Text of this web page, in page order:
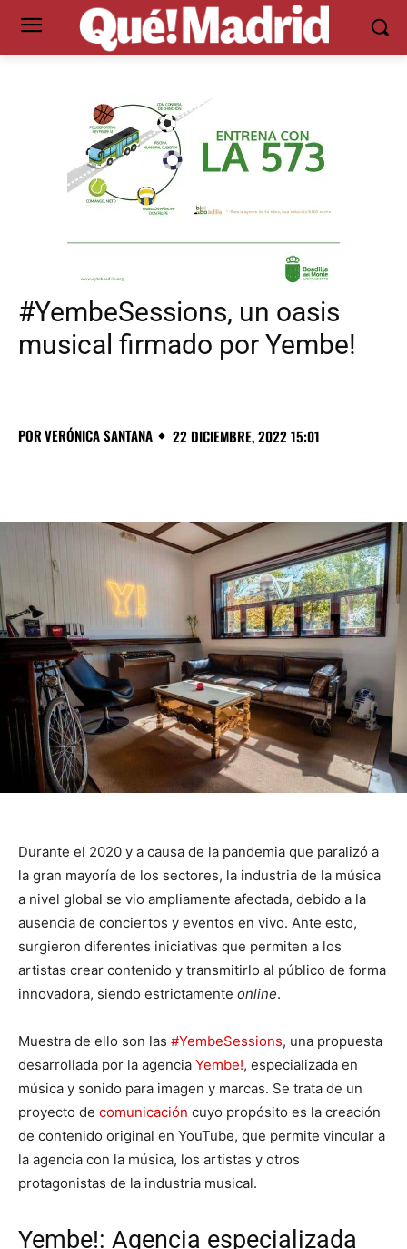
#YembeSessions, un oasis
musical firmado por Yembe!
PORVERÓNICA SANTANA 22 DICIEMBRE, 2022 15:01
Durante el 2020 y a causa de la pandemia que paralizó a
la gran mayoría de los sectores, la industria de la música
a nivel global se vio ampliamente afectada, debido a la
ausencia de conciertos y eventos en vivo. Ante esto,
surgieron diferentes iniciativas que permiten a los
artistas crear contenido y transmitirlo al público de forma
innovadora, siendo estrictamente online.
Muestra de ello son las #YembeSessions, una propuesta
desarrollada por la agencia Yembe!, especializada en
música y sonido para imagen y marcas. Se trata de un
proyecto de comunicación cuyo propósito es la creación
de contenido original en YouTube, que permite vincular a
la agencia con la música, los artistas y otros
protagonistas de la industria musical.
Yembe!: Agencia especializada